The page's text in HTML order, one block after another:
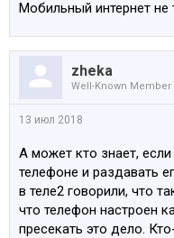
Мобильный интернет
zheka
Well-Known Member
13 июл 2018
А может кто знает,
телефоне и раздавать
в теле2 говорили, что
что телефон настроен
пресекать это дело.